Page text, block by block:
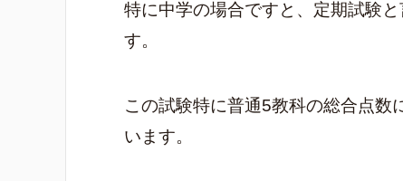
特に中学の場合ですと、定期試験
す。
この試験特に普通5教科の総合点数
います。